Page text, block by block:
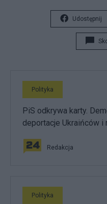
Udostępnij
Polityka
PiS odkrywa karty.
deportacje Ukraińców i
Redakcja
Polityka